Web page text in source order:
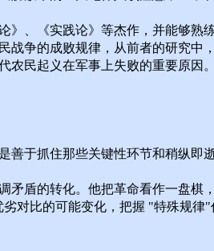
、《实践论》等杰作，并能够
争的成败规律，从前者的研究
农民起义在军事上失败的重要原
于抓住那些关键性环节和稍纵即
矛盾的转化。他把革命看作一盘
对比的可能变化，把握 "特殊规